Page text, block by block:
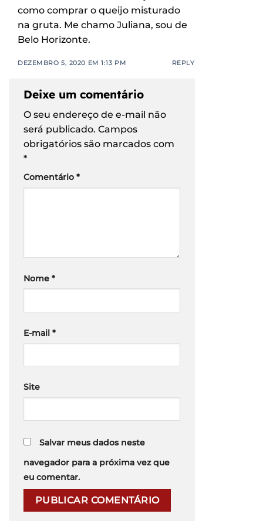
como comprar o queijo misturado
na gruta. Me chamo Juliana, sou de
Belo Horizonte.
DEZEMBRO 5, 2020 EM 1:13 PM REPLY
Deixe um comentário
O seu endereço de e-mail não
será publicado. Campos
obrigatórios são marcados com
*
Comentário *
Nome *
E-mail *
Site
Salvar meus dados neste
navegador para a próxima vez que
eu comentar.